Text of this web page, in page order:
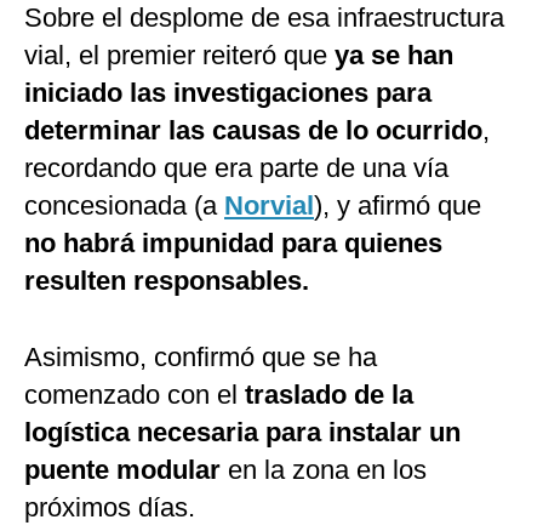
Sobre el desplome de esa infraestructura
vial, el premier reiteró que ya se han
iniciado las investigaciones para
determinar las causas de lo ocurrido,
recordando que era parte de una vía
concesionada (a Norvial), y afirmó que
no habrá impunidad para quienes
resulten responsables.
Asimismo, confirmó que se ha
comenzado con el traslado de la
logística necesaria para instalar un
puente modular en la zona en los
próximos días.